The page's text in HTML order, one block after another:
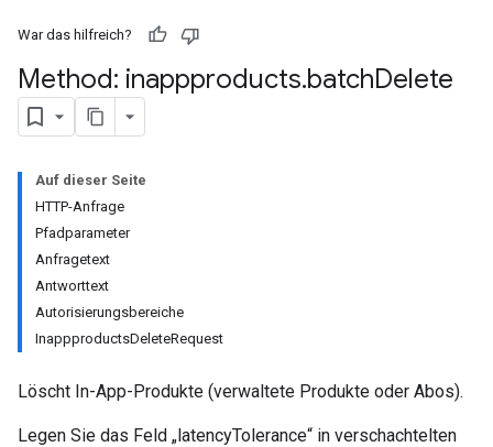
War das hilfreich?
Method: inappproducts.batchDelete
Auf dieser Seite
HTTP-Anfrage
Pfadparameter
Anfragetext
Antworttext
Autorisierungsbereiche
InappproductsDeleteRequest
Löscht In-App-Produkte (verwaltete Produkte oder Abos).
Legen Sie das Feld „latencyTolerance“ in verschachtelten